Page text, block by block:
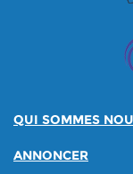
QUI SOMMES
ANNONCER